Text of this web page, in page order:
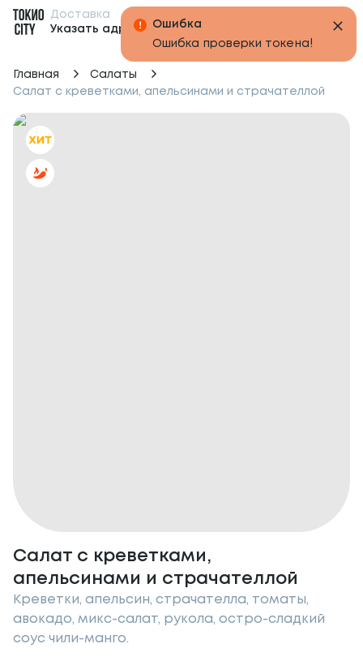
Доставка
Указать адрес
Главная
Салаты
Салат с креветками, апельсинами и страчателлой
Салат с креветками,
апельсинами и страчателлой
Креветки, апельсин, страчателла, томаты,
авокадо, микс-салат, рукола, остро-сладкий
соус чили-манго.